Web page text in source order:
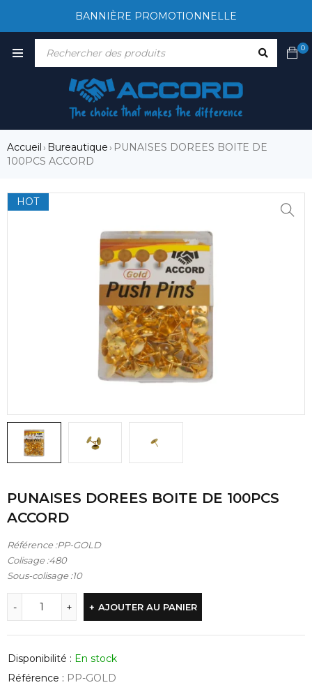
BANNIÈRE PROMOTIONNELLE
0
Accueil› Bureautique› PUNAISES DOREES BOITE DE
100PCS ACCORD
HOT
PUNAISES DOREES BOITE DE 100PCS
ACCORD
Référence :PP-GOLD
Colisage :480
Sous-colisage :10
AJOUTER AU PANIER
Disponibilité : En stock
Référence : PP-GOLD